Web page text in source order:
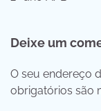
Deixe um
O seu endereço
obrigatórios são